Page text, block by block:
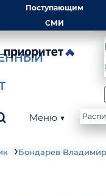
Поступающим
СМИ
Меню ▼
Бондарев